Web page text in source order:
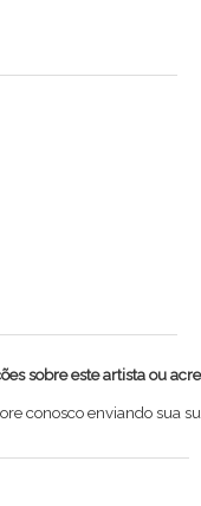
sobre este artista ou
conosco enviando sua